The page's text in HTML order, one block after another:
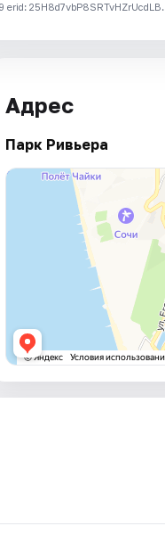
25H8d7vbP8SRTvHZrUcdLB.
Адрес
Парк Ривьера